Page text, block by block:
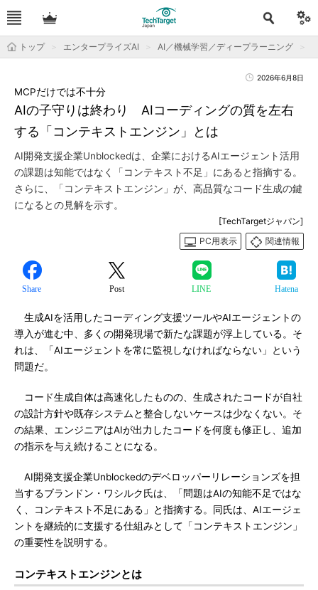
トップ エンタープライズAI AI／機械学習／ディープラーニング
2026年6月8日
AIの子守りは終わり AIコーディングの質を左右
する「コンテキストエンジン」とは
MCPだけでは不十分
AI開発支援企業Unblockedは、企業におけるAIエージェント活用
の課題は知能ではなく「コンテキスト不足」にあると指摘する。
さらに、「コンテキストエンジン」が、高品質なコード生成の鍵
になるとの見解を示す。
[TechTargetジャパン]
PC用表示
関連情報
Share Post LINE Hatena
生成AIを活用したコーディング支援ツールやAIエージェントの
導入が進む中、多くの開発現場で新たな課題が浮上している。そ
れは、「AIエージェントを常に監視しなければならない」という
問題だ。
コード生成自体は高速化したものの、生成されたコードが自社
の設計方針や既存システムと整合しないケースは少なくない。そ
の結果、エンジニアはAIが出力したコードを何度も修正し、追加
の指示を与え続けることになる。
AI開発支援企業Unblockedのデベロッパーリレーションズを担
当するブランドン・ワシルク氏は、「問題はAIの知能不足ではな
く、コンテキスト不足にある」と指摘する。同氏は、AIエージェ
ントを継続的に支援する仕組みとして「コンテキストエンジン」
の重要性を説明する。
コンテキストエンジンとは